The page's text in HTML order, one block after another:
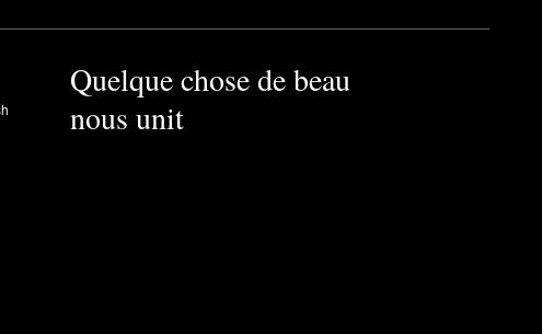
Quelque chose de beau
nous unit